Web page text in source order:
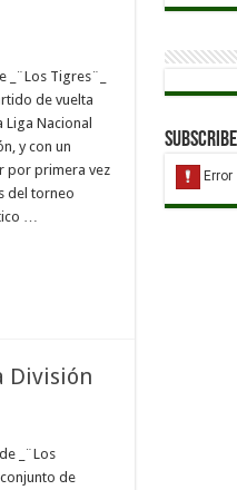
Tigres¨_
de vuelta
Liga Nacional
y con un
por primera vez
del torneo
…
División
_¨Los
de